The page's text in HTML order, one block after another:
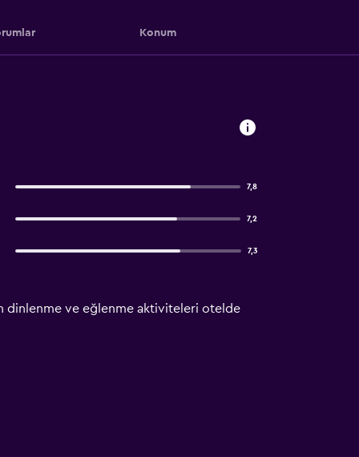
Konum
7,8
7,2
7,3
dinlenme ve eğlenme aktiviteleri otelde